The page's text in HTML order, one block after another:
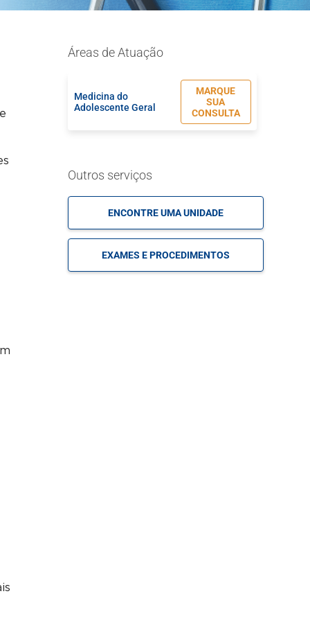
Áreas de Atuação
Medicina do
Adolescente Geral
MARQUE
SUA
CONSULTA
Outros serviços
ENCONTRE UMA UNIDADE
EXAMES E PROCEDIMENTOS